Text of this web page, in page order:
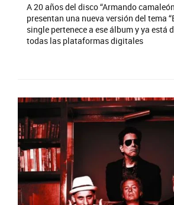
A 20 años del disco “Armando
presentan una nueva versión del tema
single pertenece a ese álbum y ya está
todas las plataformas digitales